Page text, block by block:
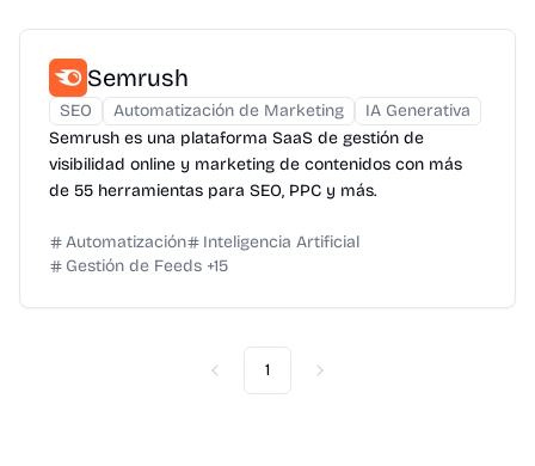
Semrush
SEO Automatización de Marketing
IA Generativa
Semrush es una plataforma SaaS de gestión de
visibilidad online y marketing de contenidos con más
de 55 herramientas para SEO, PPC y más.
Automatización
Inteligencia Artificial
Gestión de Feeds +15
Previous
1 Next